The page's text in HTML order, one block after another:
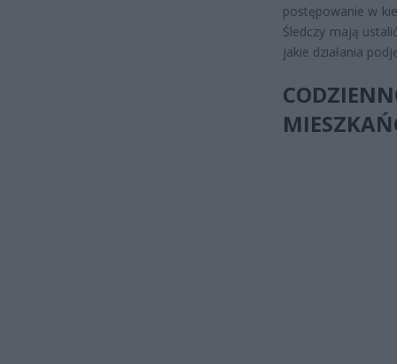
postępowanie w
Śledczy mają
jakie działania